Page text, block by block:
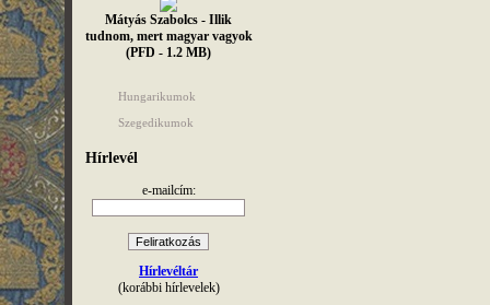
Mátyás Szabolcs - Illik
tudnom, mert magyar vagyok
(PFD - 1.2 MB)
Hungarikumok
Szegedikumok
Hírlevél
e-mailcím:
Hírlevéltár
(korábbi hírlevelek)